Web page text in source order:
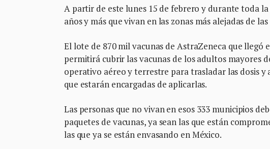
A partir de este lunes 15 de febrero y durante toda la
años y más que vivan en las zonas más alejadas de
El lote de 870 mil vacunas de AstraZeneca que
permitirá cubrir las vacunas de los adultos mayores
operativo aéreo y terrestre para trasladar las dosis y
que estarán encargadas de aplicarlas.
Las personas que no vivan en esos 333 municipios
paquetes de vacunas, ya sean las que están
las que ya se están envasando en México.